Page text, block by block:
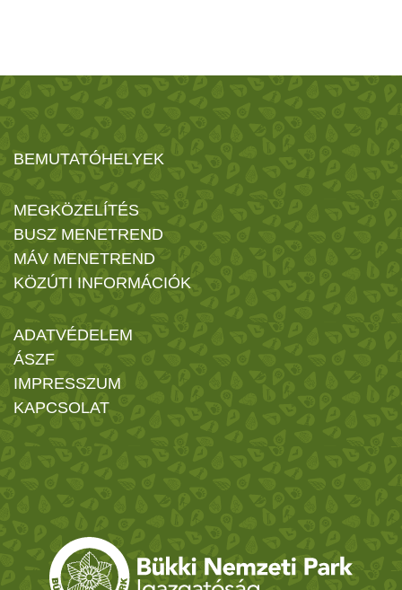
BEMUTATÓHELYEK
MEGKÖZELÍTÉS
BUSZ MENETREND
MÁV MENETREND
KÖZÚTI INFORMÁCIÓK
ADATVÉDELEM
ÁSZF
IMPRESSZUM
KAPCSOLAT